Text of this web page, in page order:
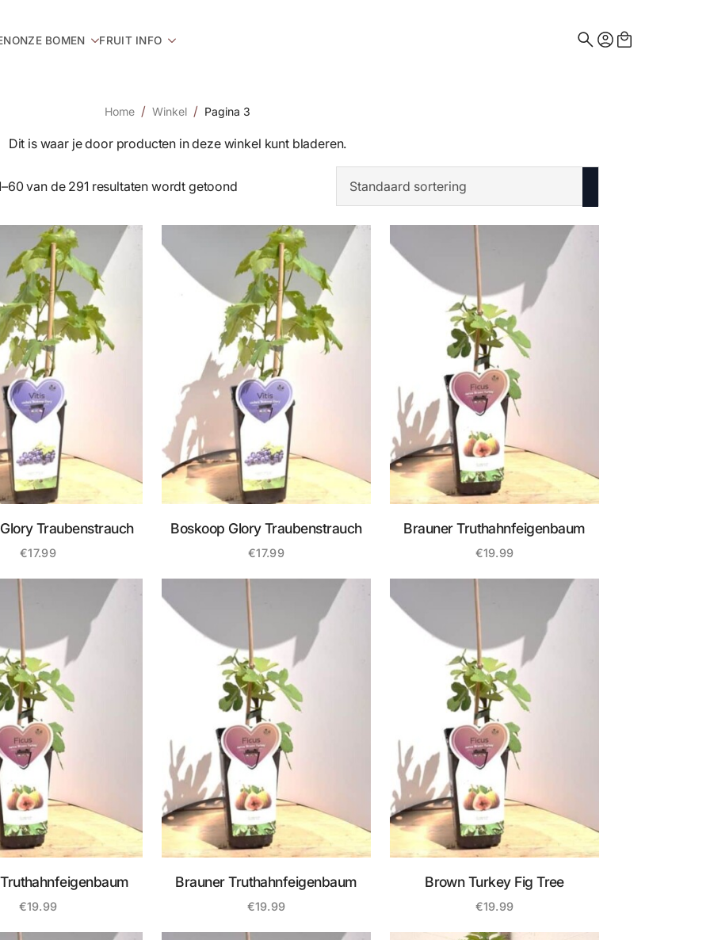
ONZE BOMEN FRUIT INFO
Home Winkel Pagina 3
Dit is waar je door producten in deze winkel kunt bladeren.
van de 291 resultaten wordt getoond
Traubenstrauch
€17.99
Boskoop Glory Traubenstrauch
€17.99
Brauner Truthahnfeigenbaum
€19.99
€19.99
Brauner Truthahnfeigenbaum
€19.99
Brown Turkey Fig Tree
€19.99